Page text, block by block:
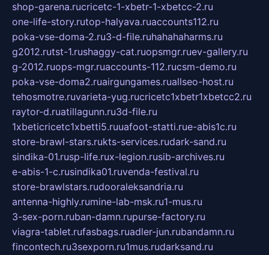
shop-garena.rucricetc-1-xbetr-1-xbetcc-2.ru
one-life-story.rutop-halyava.ruaccounts112.ru
poka-vse-doma-2.ru3-d-file.ruhahahaharms.ru
g2012.rutst-1.rushaggy-cat.ruopsmgr.ruev-gallery.ru
g-2012.ruops-mgr.ruaccounts-112.rucsm-demo.ru
poka-vse-doma2.ruairgungames.ruallseo-host.ru
tehosmotre.ruvarieta-yug.rucricetc1xbetr1xbetcc2.ru
raytor-d.ruatillagunn.ru3d-file.ru
1xbeticricetc1xbetti5.ruuafoot-statti.rue-abis1c.ru
store-brawl-stars.rukts-services.rudark-sand.ru
sindika-01.rusp-life.rux-legion.rusib-archives.ru
e-abis-1-c.rusindika01.ruvenda-festival.ru
store-brawlstars.rudooraleksandria.ru
antenna-highly.rumine-lab-msk.ru1-mus.ru
3-sex-porn.ruban-damn.rupurse-factory.ru
viagra-tablet.rufasbags.ruadler-jun.rubandamn.ru
fincontech.ru3sexporn.ru1mus.rudarksand.ru